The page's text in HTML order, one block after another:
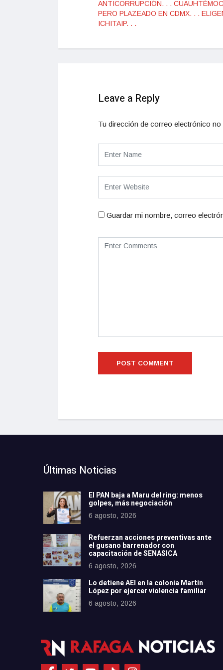
ANTICORRUPCIÓN. . .
PERO PLAZEADO EN CDMX. . .
ICHITAIP. . .
Leave a Reply
Tu dirección de correo electrónico no
Guardar mi nombre, correo
Últimas Noticias
El PAN baja a Maru del ring: menos
golpes, más negociación
6 agosto, 2026
Refuerzan acciones preventivas ante
el gusano barrenador con
capacitación de SENASICA
6 agosto, 2026
Lo detiene AEI en la colonia Martín
López por ejercer violencia familiar
6 agosto, 2026